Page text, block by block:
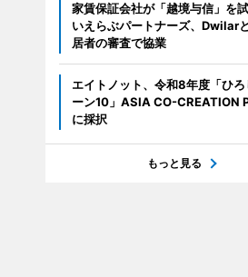
家賃保証会社が「越境与信」を
いえらぶパートナーズ、Dwilar
居者の審査で協業
エイトノット、令和8年度「ひろ
ーン10」ASIA CO-CREATION
に採択
もっと見る